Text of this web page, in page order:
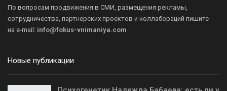
По вопросам продвижения в СМИ, размещения рекламы,
сотрудничества, партнерских проектов и коллабораций пишите
на e-mail: info@fokus-vnimaniya.com
Новые публикации